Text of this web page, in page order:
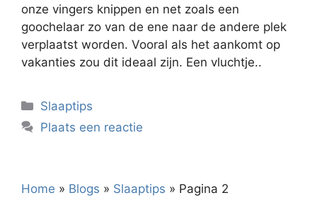
onze vingers knippen en net zoals een
goochelaar zo van de ene naar de andere plek
verplaatst worden. Vooral als het aankomt op
vakanties zou dit ideaal zijn. Een vluchtje..
Categorieën
Slaaptips
Plaats een reactie
Home » Blogs » Slaaptips » Pagina 2